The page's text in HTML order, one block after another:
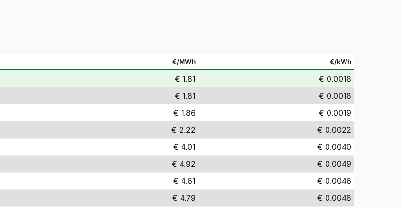
€/MWh €/kWh
€ 1.81
€ 0.0018
€ 1.81
€ 0.0018
€ 1.86
€ 0.0019
€ 2.22
€ 0.0022
€ 4.01
€ 0.0040
€ 4.92
€ 0.0049
€ 4.61
€ 0.0046
€ 4.79
€ 0.0048